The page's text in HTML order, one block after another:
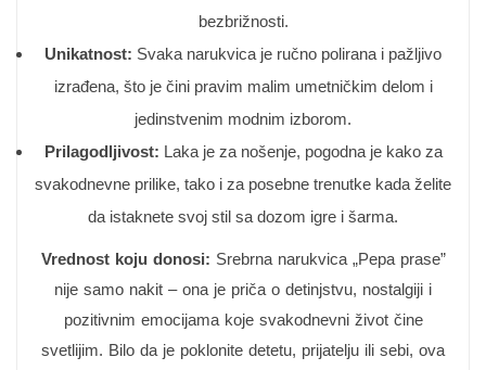
bezbrižnosti.
Unikatnost: Svaka narukvica je ručno polirana i pažljivo
izrađena, što je čini pravim malim umetničkim delom i
jedinstvenim modnim izborom.
Prilagodljivost: Laka je za nošenje, pogodna je kako za
svakodnevne prilike, tako i za posebne trenutke kada želite
da istaknete svoj stil sa dozom igre i šarma.
Vrednost koju donosi: Srebrna narukvica „Pepa prase”
nije samo nakit – ona je priča o detinjstvu, nostalgiji i
pozitivnim emocijama koje svakodnevni život čine
svetlijim. Bilo da je poklonite detetu, prijatelju ili sebi, ova